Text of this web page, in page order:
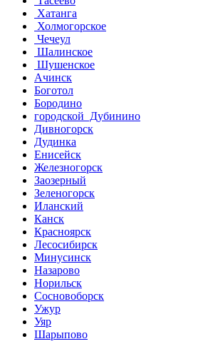
Хатанга
Холмогорское
Чечеул
Шалинское
Шушенское
Ачинск
Боготол
Бородино
городской Дубинино
Дивногорск
Дудинка
Енисейск
Железногорск
Заозерный
Зеленогорск
Иланский
Канск
Красноярск
Лесосибирск
Минусинск
Назарово
Норильск
Сосновоборск
Ужур
Уяр
Шарыпово